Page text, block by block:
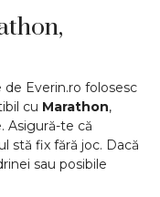
Everin.ro folosesc
cu Marathon,
Asigură-te că
stă fix fără joc. Dacă
sau posibile